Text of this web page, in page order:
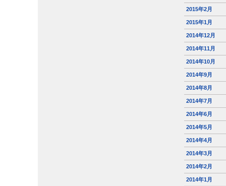
2015年2月
2015年1月
2014年12月
2014年11月
2014年10月
2014年9月
2014年8月
2014年7月
2014年6月
2014年5月
2014年4月
2014年3月
2014年2月
2014年1月